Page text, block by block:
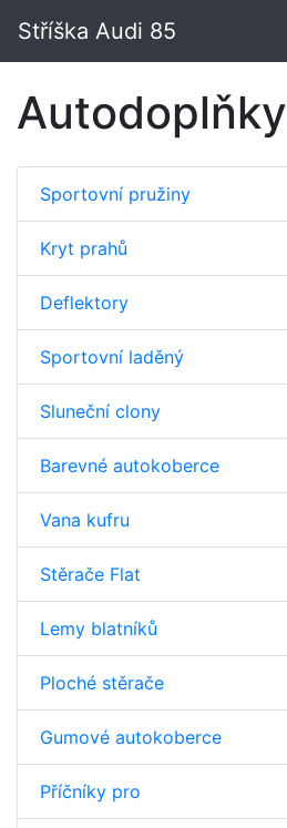
Stříška Audi 85
Autodoplňky
Sportovní pružiny
Kryt prahů
Deflektory
Sportovní laděný
Sluneční clony
Barevné autokoberce
Vana kufru
Stěrače Flat
Lemy blatníků
Ploché stěrače
Gumové autokoberce
Příčníky pro